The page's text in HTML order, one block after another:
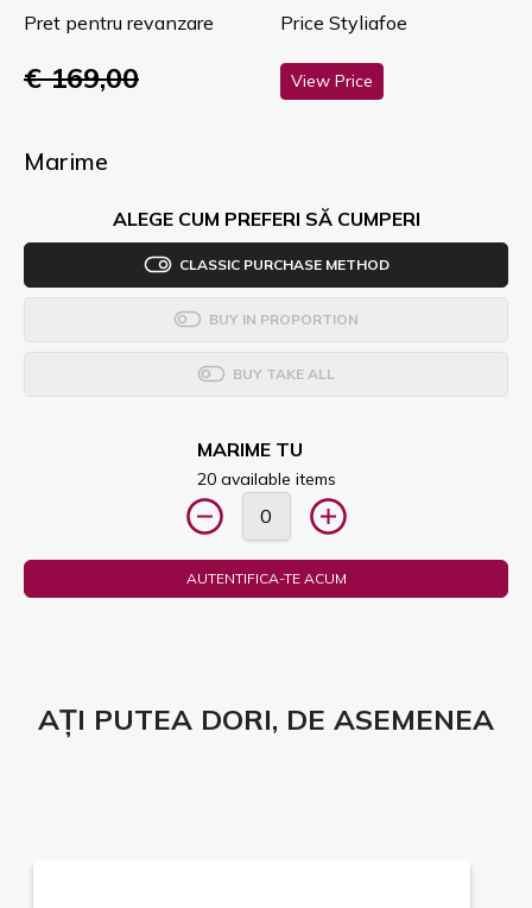
Pret pentru revanzare
€ 169,00
Price Styliafoe
View Price
Marime
ALEGE CUM PREFERI SĂ CUMPERI
CLASSIC PURCHASE METHOD
BUY IN PROPORTION
BUY TAKE ALL
MARIME TU
20 available items
AUTENTIFICA-TE ACUM
AȚI PUTEA DORI, DE ASEMENEA